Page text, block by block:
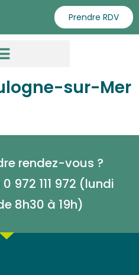
Prendre RDV
sur-Mer
rendez-vous ?
972 111 972 (lundi
8h30 à 19h)